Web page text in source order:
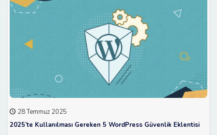
28 Temmuz 2025
2025’te Kullanılması Gereken 5 WordPress Güvenlik Eklentisi